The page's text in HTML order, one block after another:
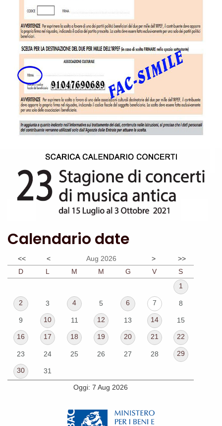
Calendario date
<< < Aug 2026 >
>>
D
L M M G V
S
1
2 3 4 5 6 7 8
9 10 11 12 13 14 15
16 17 18 19 20 21 22
23 24 25 26 27 28 29
30 31
Oggi: 7 Aug 2026